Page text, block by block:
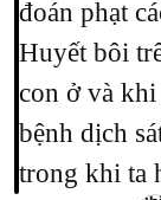
đoán phạt
Huyết bôi
con ở và khi
bệnh dịch
trong khi ta